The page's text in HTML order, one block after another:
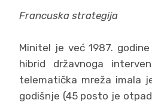
Francuska strategija
Minitel je već 1987.
hibrid državnoga
telematička mreža imala
godišnje (45 posto je